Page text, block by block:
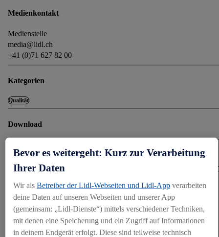
Medienkontakt
Medienstelle
media@lidl.ch
+41 (0)71 627 82 00
Kategorien
Qualität
Download
DOWNLOAD (500.07 KB)
Teilen
WEITERES
Bevor es weitergeht: Kurz zur Verarbeitung
Ihrer Daten
Wir als Betreiber der Lidl-Webseiten und Lidl-App verarbeiten
deine Daten auf unseren Webseiten und unserer App
(gemeinsam: „Lidl-Dienste“) mittels verschiedener Techniken,
mit denen eine Speicherung und ein Zugriff auf Informationen
in deinem Endgerät erfolgt. Diese sind teilweise technisch